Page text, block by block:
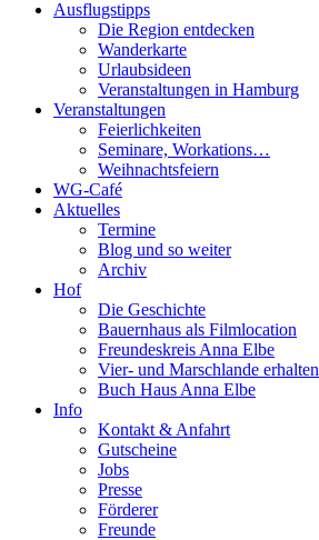
Ausflugstipps
Die Region entdecken
Wanderkarte
Urlaubsideen
Veranstaltungen in Hamburg
Veranstaltungen
Feierlichkeiten
Seminare, Workations…
Weihnachtsfeiern
WG-Café
Aktuelles
Termine
Blog und so weiter
Archiv
Hof
Die Geschichte
Bauernhaus als Filmlocation
Freundeskreis Anna Elbe
Vier- und Marschlande erhalten
Buch Haus Anna Elbe
Info
Kontakt & Anfahrt
Gutscheine
Jobs
Presse
Förderer
Freunde